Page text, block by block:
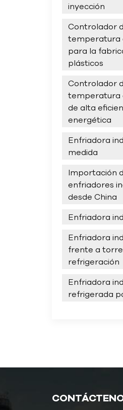
inyección
Controlador
temperatura
para la
plásticos
Controlador
temperatura
de alta
energética
Enfriadora
medida
Importación
enfriadores
desde China
Enfriadora
Enfriadora
frente a
refrigeración
Enfriadora
refrigerada